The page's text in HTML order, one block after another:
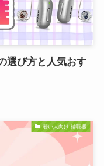
選び方と人気おす
若い人向け 補聴器